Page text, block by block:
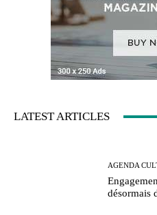
LATEST ARTICLES
AGENDA
désormais